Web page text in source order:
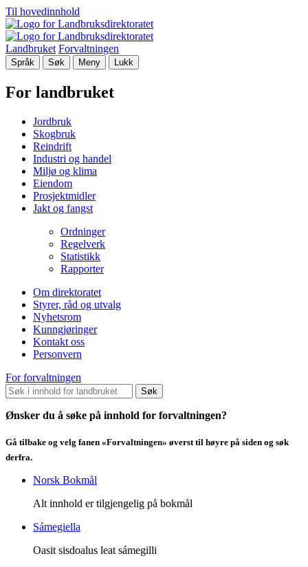
Til hovedinnhold
Landbruket Forvaltningen
Språk Søk Meny Lukk
For landbruket
Jordbruk
Skogbruk
Reindrift
Industri og handel
Miljø og klima
Eiendom
Prosjektmidler
Jakt og fangst
Ordninger
Regelverk
Statistikk
Rapporter
Om direktoratet
Styrer, råd og utvalg
Nyhetsrom
Kunngjøringer
Kontakt oss
Personvern
For forvaltningen
Søk
Ønsker du å søke på innhold for forvaltningen?
Gå tilbake og velg fanen «Forvaltningen» øverst til høyre på siden og søk
derfra.
Norsk Bokmål
Alt innhold er tilgjengelig på bokmål
Sámegiella
Oasit sisdoalus leat sámegilli